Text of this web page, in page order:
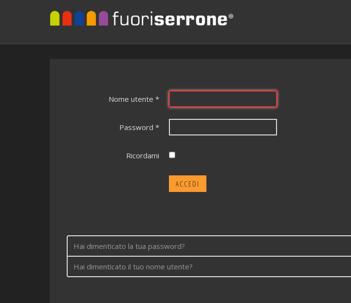
Nome utente *
Password *
Ricordami
ACCEDI
Hai dimenticato la tua password?
Hai dimenticato il tuo nome utente?